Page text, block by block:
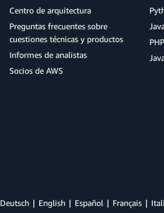
Centro de arquitectura
Preguntas frecuentes sobre
cuestiones técnicas y productos
Informes de analistas
Socios de AWS
Deutsch English Español Français